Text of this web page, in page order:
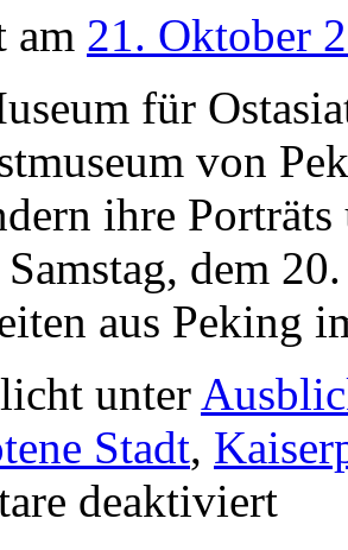
am 21. Oktober
für
von
ihre
dem
aus
unter
Stadt,
deaktiviert